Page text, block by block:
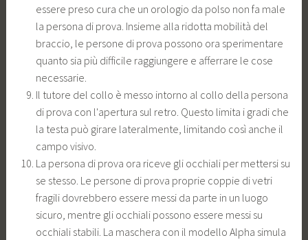
essere preso cura che un orologio da polso non fa male
la persona di prova. Insieme alla ridotta mobilità del
braccio, le persone di prova possono ora sperimentare
quanto sia più difficile raggiungere e afferrare le cose
necessarie.
Il tutore del collo è messo intorno al collo della persona
di prova con l'apertura sul retro. Questo limita i gradi che
la testa può girare lateralmente, limitando così anche il
campo visivo.
La persona di prova ora riceve gli occhiali per mettersi su
se stesso. Le persone di prova proprie coppie di vetri
fragili dovrebbero essere messi da parte in un luogo
sicuro, mentre gli occhiali possono essere messi su
occhiali stabili. La maschera con il modello Alpha simula